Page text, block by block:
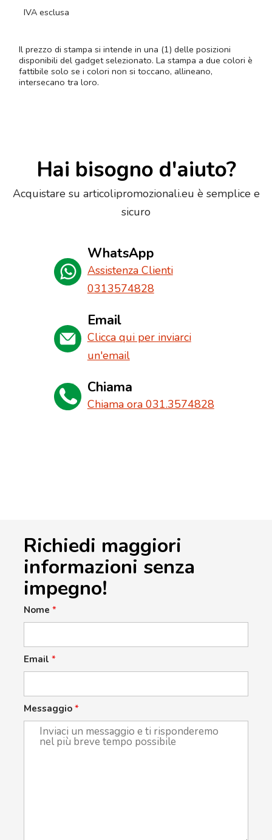
IVA esclusa
Il prezzo di stampa si intende in una (1) delle posizioni
disponibili del gadget selezionato. La stampa a due colori è
fattibile solo se i colori non si toccano, allineano,
intersecano tra loro.
Hai bisogno d'aiuto?
Acquistare su articolipromozionali.eu è semplice e
sicuro
WhatsApp
Assistenza Clienti
0313574828
Email
Clicca qui per inviarci
un'email
Chiama
Chiama ora 031.3574828
Richiedi maggiori
informazioni senza
impegno!
Nome *
Email *
Messaggio *